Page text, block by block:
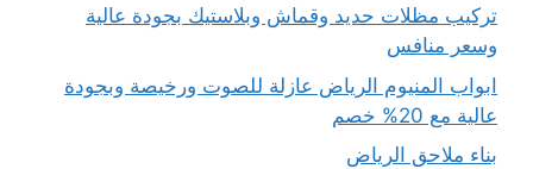
تركيب مظلات حديد وقماش وبلاستيك بجودة عالية
وسعر منافس
ابواب المنيوم الرياض عازلة للصوت ورخيصة وبجودة
عالية مع 20% خصم
بناء ملاحق الرياض